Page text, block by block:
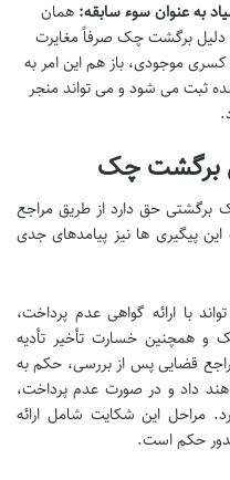
به عنوان سوء سابقه: همان
دلیل برگشت چک صرفاً مغایرت
موجودی، باز هم این امر به
ثبت می شود و می تواند منجر
برگشت چک
برگشتی حق دارد از طریق مراجع
پیگیری ها نیز پیامدهای جدی
با ارائه گواهی عدم پرداخت،
و همچنین خسارت تأخیر تأدیه
قضایی پس از بررسی، حکم به
داد و در صورت عدم پرداخت،
مراحل این شکایت شامل ارائه
حکم است.